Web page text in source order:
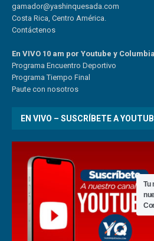
gamador@yashinquesada.com
Costa Rica, Centro América.
Contáctenos
En VIVO 10 am por Youtube y Columbia
Programa Encuentro Deportivo
Programa Tiempo Final
Paute con nosotros
EN VIVO – SUSCRÍBETE A
Tu